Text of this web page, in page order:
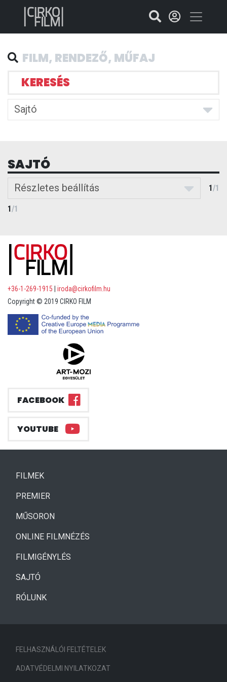
KERESÉS
Sajtó
SAJTÓ
Részletes beállítás 1/1
1/1
+36-1-269-1915
iroda@cirkofilm.hu
Copyright © 2019 CIRKO FILM
FACEBOOK
YOUTUBE
FILMEK(CURRENT)
PREMIER
MŰSORON
ONLINE FILMNÉZÉS
FILMIGÉNYLÉS
SAJTÓ
RÓLUNK
FELHASZNÁLÓI FELTÉTELEK
ADATVÉDELMI NYILATKOZAT